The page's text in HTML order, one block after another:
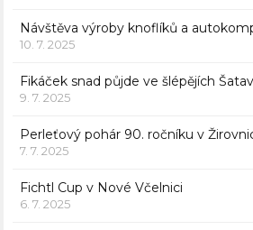
Návštěva výroby knoflíků a
10. 7. 2025
Fikáček snad půjde ve šlépějích
9. 7. 2025
Perleťový pohár 90. ročníku v
7. 7. 2025
Fichtl Cup v Nové Včelnici
6. 7. 2025